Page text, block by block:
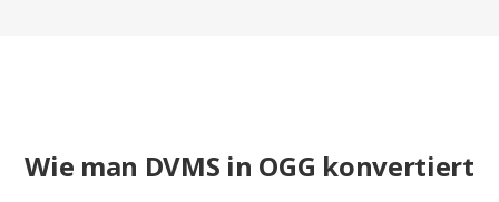
Wie man DVMS in OGG konvertiert